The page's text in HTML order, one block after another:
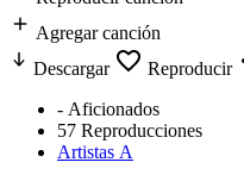
Agregar canción
Descargar
Reproducir
- Aficionados
57 Reproducciones
Artistas A